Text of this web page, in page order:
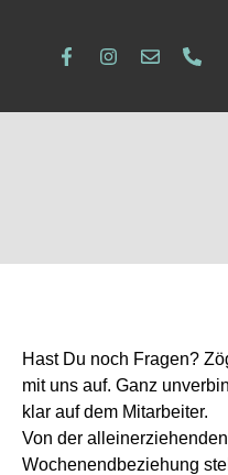
Hast Du noch Fragen?
mit uns auf. Ganz
klar auf dem Mitarbeiter.
Von der
Wochenendbeziehung